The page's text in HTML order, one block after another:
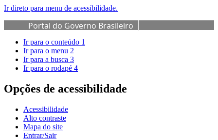
Ir direto para menu de acessibilidade.
Portal do Governo Brasileiro
Ir para o conteúdo 1
Ir para o menu 2
Ir para a busca 3
Ir para o rodapé 4
Opções de acessibilidade
Acessibilidade
Alto contraste
Mapa do site
Entrar/Sair